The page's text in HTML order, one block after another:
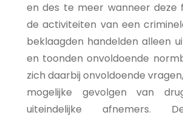
en des te meer wanneer deze
de activiteiten van een
beklaagden handelden alleen
en toonden onvoldoende
zich daarbij onvoldoende
mogelijke gevolgen van
uiteindelijke afnemers.